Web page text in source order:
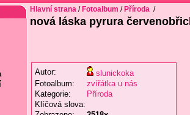
Hlavní strana / Fotoalbum / Příroda /
nová láska pyrura
Autor:
slunickoka
Fotoalbum:
zvířátka u nás
Kategorie:
Příroda
Klíčová slova: